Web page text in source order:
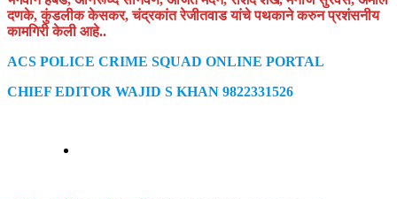
दणके, कुंडलीक केसकर, चंद्रकांत रेजीतवाड यांचे पथकाने करुन प्रशंसनीय
कामगिरी केली आहे..
ACS POLICE CRIME SQUAD ONLINE PORTAL
CHIEF EDITOR WAJID S KHAN 9822331526